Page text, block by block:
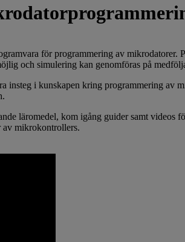
för programmering av mikrodatorer.
och simulering kan genomföras på
insteg i kunskapen kring programmering av
läromedel, kom igång guider samt videos
av mikrokontrollers.